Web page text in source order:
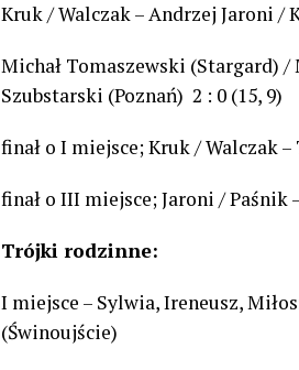
Kruk / Walczak – Andrzej Jaroni /
Michał Tomaszewski (Stargard) /
Szubstarski (Poznań) 2 : 0 (15, 9)
finał o I miejsce; Kruk / Walczak
finał o III miejsce; Jaroni / Paśnik
Trójki rodzinne:
I miejsce – Sylwia, Ireneusz,
(Świnoujście)